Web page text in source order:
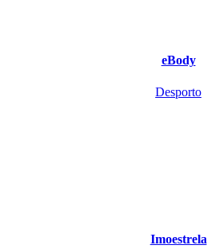
eBody
Desporto
Imoestrela